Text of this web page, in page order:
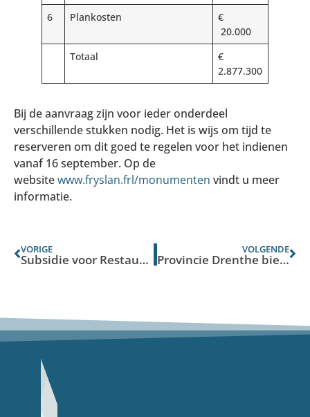
6 Plankosten
€
20.000
Totaal
€
2.877.300
Bij de aanvraag zijn voor ieder onderdeel
verschillende stukken nodig. Het is wijs om tijd te
reserveren om dit goed te regelen voor het indienen
vanaf 16 september. Op de
websitewww.fryslan.frl/monumenten vindt u meer
informatie.
VORIGE
Subsidie voor Restauratie Rijksmonumenten Noord-Holland
VOLGENDE
Provincie Drenthe biedt hulp bij verduurzaming van kerken